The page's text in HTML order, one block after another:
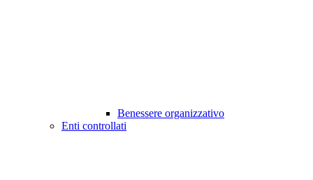
Benessere organizzativo
Enti controllati